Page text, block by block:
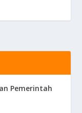
Pemerintah